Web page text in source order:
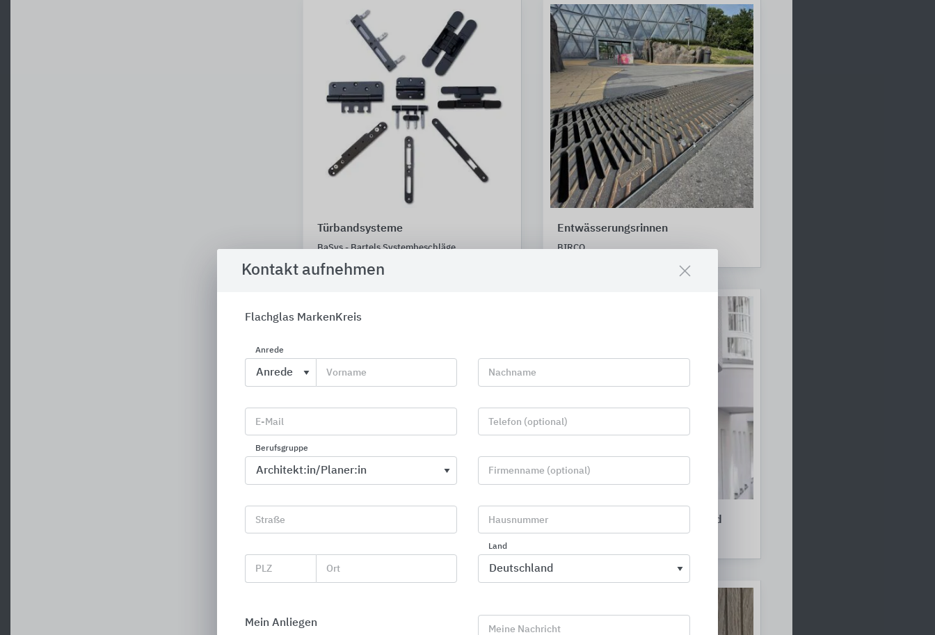
Türbandsysteme
BaSys - Bartels Systembeschläge
Entwässerungsrinnen
BIRCO
Produkte für Fassade und Wand
Kontakt aufnehmen
Flachglas MarkenKreis
Anrede
Vorname Nachname
E-Mail Telefon (optional)
Berufsgruppe
Firmenname (optional)
Straße Hausnummer
PLZ Ort
Land
Mein Anliegen
Meine Nachricht